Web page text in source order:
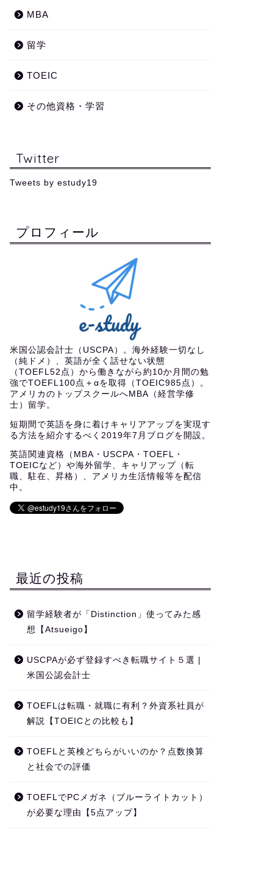
MBA
留学
TOEIC
その他資格・学習
Twitter
Tweets by estudy19
プロフィール
米国公認会計士（USCPA）。海外経験一切なし
（純ドメ）、英語が全く話せない状態
（TOEFL52点）から働きながら約10か月間の勉
強でTOEFL100点＋αを取得（TOEIC985点）。
アメリカのトップスクールへMBA（経営学修
士）留学。
短期間で英語を身に着けキャリアアップを実現す
る方法を紹介するべく2019年7月ブログを開設。
英語関連資格（MBA・USCPA・TOEFL・
TOEICなど）や海外留学、キャリアップ（転
職、駐在、昇格）、アメリカ生活情報等を配信
中。
最近の投稿
留学経験者が「Distinction」使ってみた感
想【Atsueigo】
USCPAが必ず登録すべき転職サイト５選 |
米国公認会計士
TOEFLは転職・就職に有利？外資系社員が
解説【TOEICとの比較も】
TOEFLと英検どちらがいいのか？点数換算
と社会での評価
TOEFLでPCメガネ（ブルーライトカット）
が必要な理由【5点アップ】